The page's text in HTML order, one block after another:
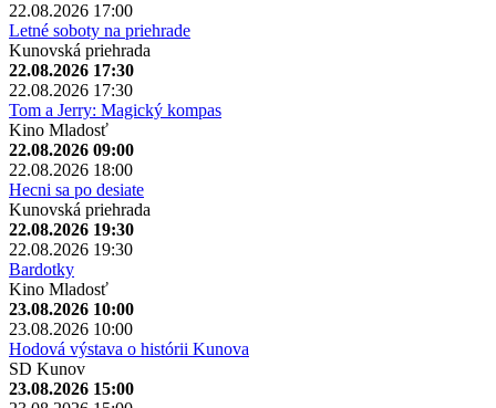
22.08.2026 17:00
Letné soboty na priehrade
Kunovská priehrada
22.08.2026 17:30
22.08.2026 17:30
Tom a Jerry: Magický kompas
Kino Mladosť
22.08.2026 09:00
22.08.2026 18:00
Hecni sa po desiate
Kunovská priehrada
22.08.2026 19:30
22.08.2026 19:30
Bardotky
Kino Mladosť
23.08.2026 10:00
23.08.2026 10:00
Hodová výstava o histórii Kunova
SD Kunov
23.08.2026 15:00